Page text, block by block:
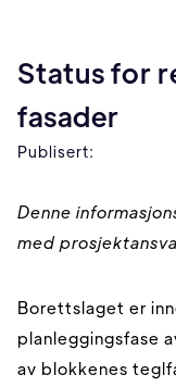
Status for
fasader
Publisert:
Denne
med
Borettslaget er
planleggingsfase
av blokkenes